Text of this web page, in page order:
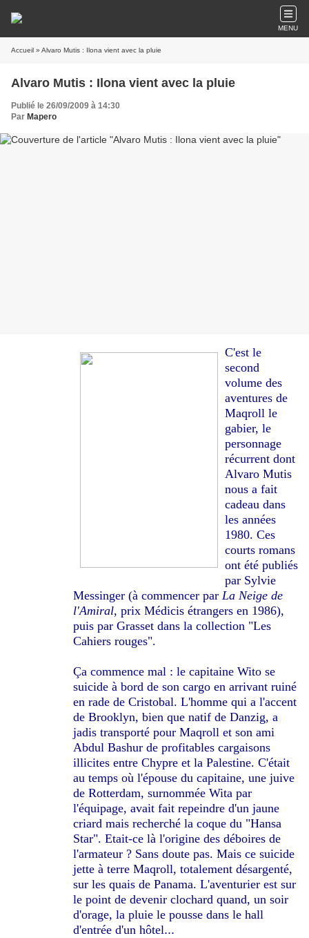
MENU
Accueil » Alvaro Mutis : Ilona vient avec la pluie
Alvaro Mutis : Ilona vient avec la pluie
Publié le 26/09/2009 à 14:30
Par Mapero
C'est le
second
volume des
aventures de
Maqroll le
gabier, le
personnage
récurrent dont
Alvaro Mutis
nous a fait
cadeau dans
les années
1980. Ces
courts romans
ont été publiés
par Sylvie
Messinger (à commencer par La Neige de
l'Amiral, prix Médicis étrangers en 1986),
puis par Grasset dans la collection "Les
Cahiers rouges".
Ça commence mal : le capitaine Wito se
suicide à bord de son cargo en arrivant ruiné
en rade de Cristobal. L'homme qui a l'accent
de Brooklyn, bien que natif de Danzig, a
jadis transporté pour Maqroll et son ami
Abdul Bashur de profitables cargaisons
illicites entre Chypre et la Palestine. C'était
au temps où l'épouse du capitaine, une juive
de Rotterdam, surnommée Wita par
l'équipage, avait fait repeindre d'un jaune
criard mais recherché la coque du "Hansa
Star". Etait-ce là l'origine des déboires de
l'armateur ? Sans doute pas. Mais ce suicide
jette à terre Maqroll, totalement désargenté,
sur les quais de Panama. L'aventurier est sur
le point de devenir clochard quand, un soir
d'orage, la pluie le pousse dans le hall
d'entrée d'un hôtel...